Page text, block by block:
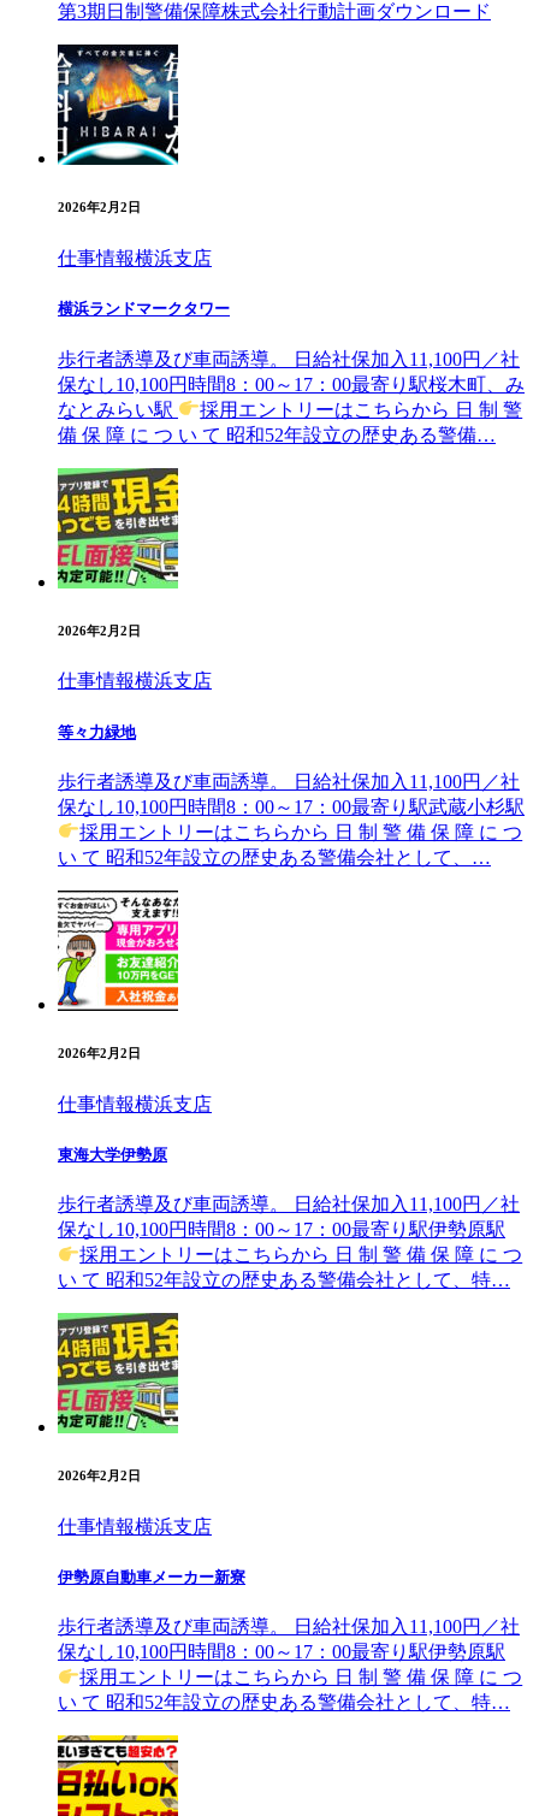
第3期日制警備保障株式会社行動計画ダウンロード
2026年2月2日
仕事情報横浜支店
横浜ランドマークタワー
歩行者誘導及び車両誘導。 日給社保加入11,100円／社
保なし10,100円時間8：00～17：00最寄り駅桜木町、み
なとみらい駅
採用エントリーはこちらから ⽇ 制 警
備 保 障 に つ い て 昭和52年設⽴の歴史ある警備…
2026年2月2日
仕事情報横浜支店
等々力緑地
歩行者誘導及び車両誘導。 日給社保加入11,100円／社
保なし10,100円時間8：00～17：00最寄り駅武蔵小杉駅
採用エントリーはこちらから ⽇ 制 警 備 保 障 に つ
い て 昭和52年設⽴の歴史ある警備会社として、…
2026年2月2日
仕事情報横浜支店
東海大学伊勢原
歩行者誘導及び車両誘導。 日給社保加入11,100円／社
保なし10,100円時間8：00～17：00最寄り駅伊勢原駅
採用エントリーはこちらから ⽇ 制 警 備 保 障 に つ
い て 昭和52年設⽴の歴史ある警備会社として、特…
2026年2月2日
仕事情報横浜支店
伊勢原自動車メーカー新寮
歩行者誘導及び車両誘導。 日給社保加入11,100円／社
保なし10,100円時間8：00～17：00最寄り駅伊勢原駅
採用エントリーはこちらから ⽇ 制 警 備 保 障 に つ
い て 昭和52年設⽴の歴史ある警備会社として、特…